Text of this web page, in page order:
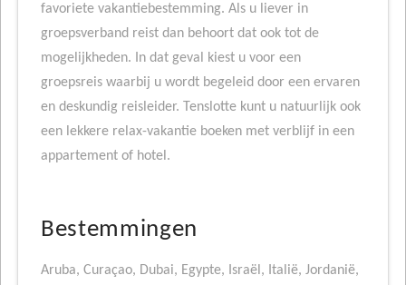
favoriete vakantiebestemming. Als u liever in
groepsverband reist dan behoort dat ook tot de
mogelijkheden. In dat geval kiest u voor een
groepsreis waarbij u wordt begeleid door een ervaren
en deskundig reisleider. Tenslotte kunt u natuurlijk ook
een lekkere relax-vakantie boeken met verblijf in een
appartement of hotel.
Bestemmingen
Aruba, Curaçao, Dubai, Egypte, Israël, Italië, Jordanië,